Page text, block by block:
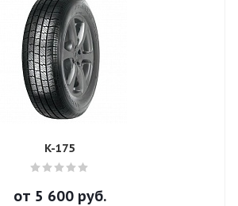
K-175
от 5 600руб.